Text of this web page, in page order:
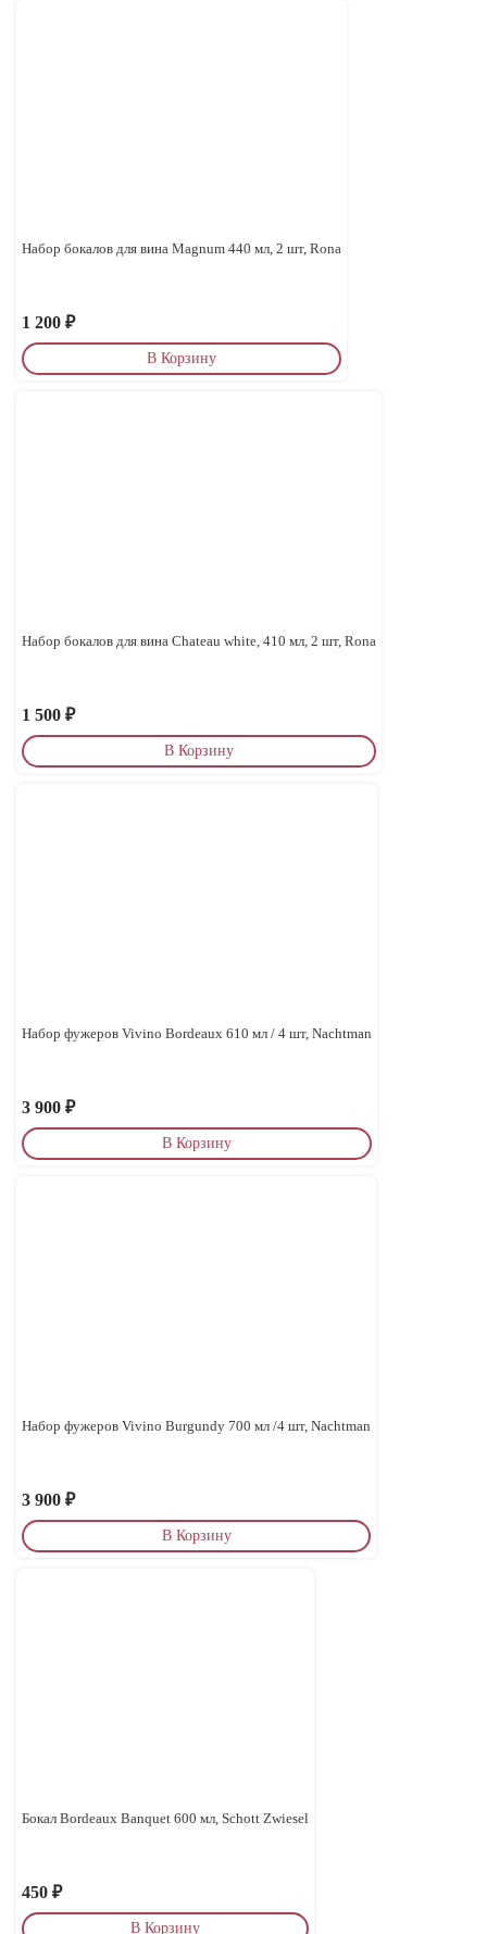
Набор бокалов для вина Magnum 440 мл, 2 шт, Rona
1 200 ₽
В Корзину
Набор бокалов для вина Chateau white, 410 мл, 2 шт, Rona
1 500 ₽
В Корзину
Набор фужеров Vivino Bordeaux 610 мл / 4 шт, Nachtman
3 900 ₽
В Корзину
Набор фужеров Vivino Burgundy 700 мл /4 шт, Nachtman
3 900 ₽
В Корзину
Бокал Bordeaux Banquet 600 мл, Schott Zwiesel
450 ₽
В Корзину